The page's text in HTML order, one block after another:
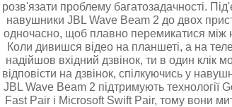
розв'язати проблему багатозадачності.
навушники JBL Wave Beam 2 до двох
одночасно, щоб плавно перемикатися між
Коли дивишся відео на планшеті, а на
надійшов вхідний дзвінок, ти в один клік
відповісти на дзвінок, спілкуючись у
JBL Wave Beam 2 підтримують технології
Fast Pair і Microsoft Swift Pair, тому вони